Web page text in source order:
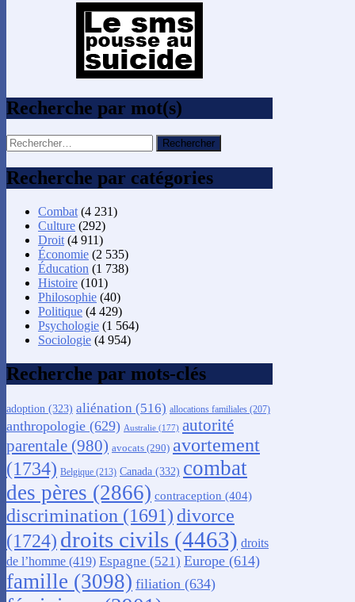
Recherche par mot(s)
Rechercher :
Recherche par catégories
Combat (4 231)
Culture (292)
Droit (4 911)
Économie (2 535)
Éducation (1 738)
Histoire (101)
Philosophie (40)
Politique (4 429)
Psychologie (1 564)
Sociologie (4 954)
Recherche par mots-clés
adoption (323) aliénation (516) allocations familiales (207)
anthropologie (629) Australie (177) autorité
parentale (980) avocats (290) avortement
(1734) Belgique (213) Canada (332) combat
des pères (2866) contraception (404)
discrimination (1691) divorce
(1724) droits civils (4463) droits
de l’homme (419) Espagne (521) Europe (614)
famille (3098) filiation (634)